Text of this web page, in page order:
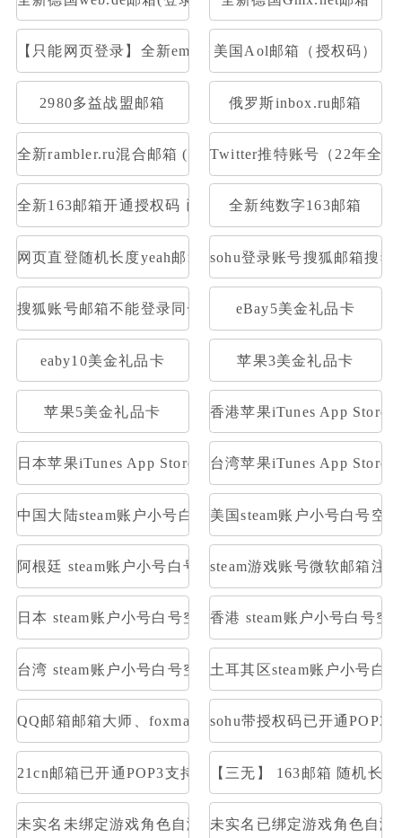
【只能网页登录】全新email.com美国邮箱(已注册满一
美国Aol邮箱（授权码）
2980多益战盟邮箱 俄罗斯inbox.ru邮箱
全新rambler.ru混合邮箱 (开通pop)Twitter推特账号（22年全新
全新163邮箱开通授权码 已开通Pop3，imap 格式：账
全新纯数字163邮箱
网页直登随机长度yeah邮箱 sohu登录账号搜狐邮箱搜狐
搜狐账号邮箱不能登录同一密码1元30个eBay5美金礼品卡
eaby10美金礼品卡 苹果3美金礼品卡
苹果5美金礼品卡 香港苹果iTunes App Store
日本苹果iTunes App Store礼品卡1000日元
台湾苹果iTunes App Store
中国大陆steam账户小号白号空号方舟美国steam账户小号白号空
阿根廷 steam账户小号白号空号方舟steam游戏账号微软邮箱注
日本 steam账户小号白号空号方舟香港 steam账户小号白号空
台湾 steam账户小号白号空号方舟土耳其区steam账户小号白
QQ邮箱邮箱大师、foxmail等登陆,不是网页登陆，是授
sohu带授权码已开通POP3
21cn邮箱已开通POP3支持邮箱大师直登/支持网页登/
【三无】 163邮箱 随机长
未实名未绑定游戏角色自测部分存在角色未实名已绑定游戏角色自测